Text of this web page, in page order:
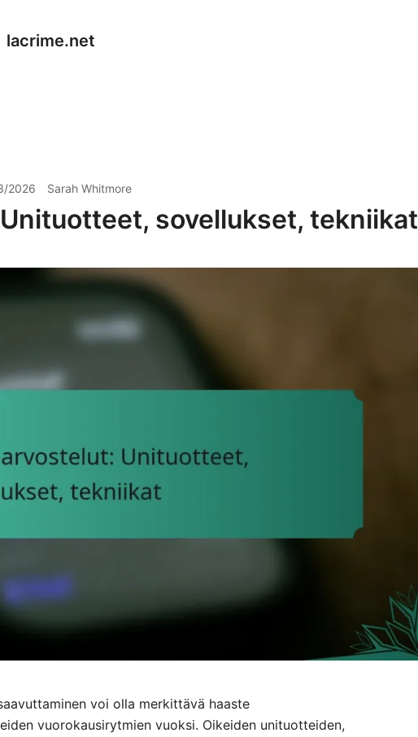
lacrime.net
2026 Sarah Whitmore
sovellukset, tekniikat
voi olla merkittävä haaste
vuorokausirytmien vuoksi. Oikeiden unituotteiden,